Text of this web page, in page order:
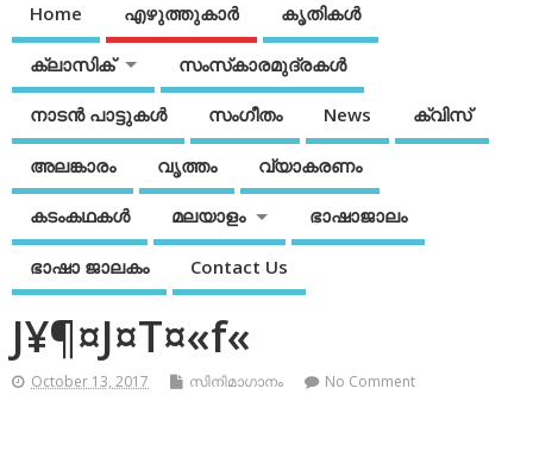
Home എഴുത്തുകാര്‍ കൃതികൾ
ക്ലാസിക് സംസ്‌കാരമുദ്രകള്‍
നാടന്‍ പാട്ടുകള്‍ സംഗീതം News ക്വിസ്
അലങ്കാരം വൃത്തം വ്യാകരണം
കടംകഥകള്‍ മലയാളം ഭാഷാജാലം
ഭാഷാ ജാലകം Contact Us
J¥¶¤J¤T¤«f«
October 13, 2017 സിനിമാഗാനം No Comment